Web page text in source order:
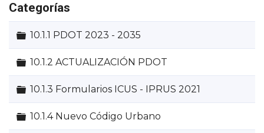
Categorías
Carpeta
10.1.1 PDOT 2023 - 2035
Carpeta
10.1.2 ACTUALIZACIÓN PDOT
Carpeta
10.1.3 Formularios ICUS - IPRUS 2021
Carpeta
10.1.4 Nuevo Código Urbano